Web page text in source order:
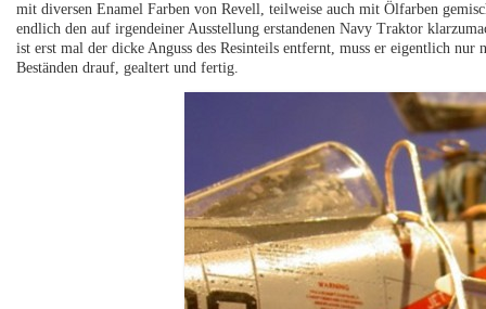
mit diversen Enamel Farben von Revell, teilweise auch mit Ölfarben
endlich den auf irgendeiner Ausstellung erstandenen Navy Traktor
ist erst mal der dicke Anguss des Resinteils entfernt, muss er eigentlich
Beständen drauf, gealtert und fertig.